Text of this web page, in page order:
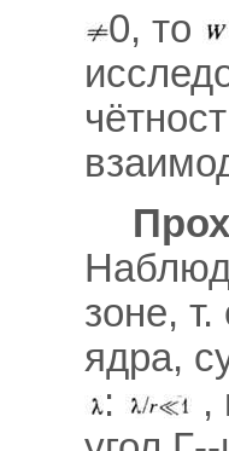
0, то
зоне,
ядра,
:
,